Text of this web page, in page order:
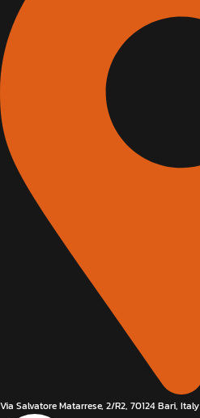
Via Salvatore Matarrese, 2/R2, 70124 Bari, Italy